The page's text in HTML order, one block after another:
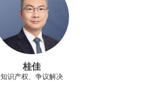
桂佳
知识产权、争议解决